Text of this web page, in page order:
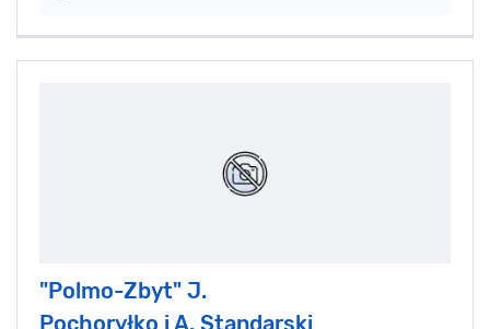
"Polmo-Zbyt" J.